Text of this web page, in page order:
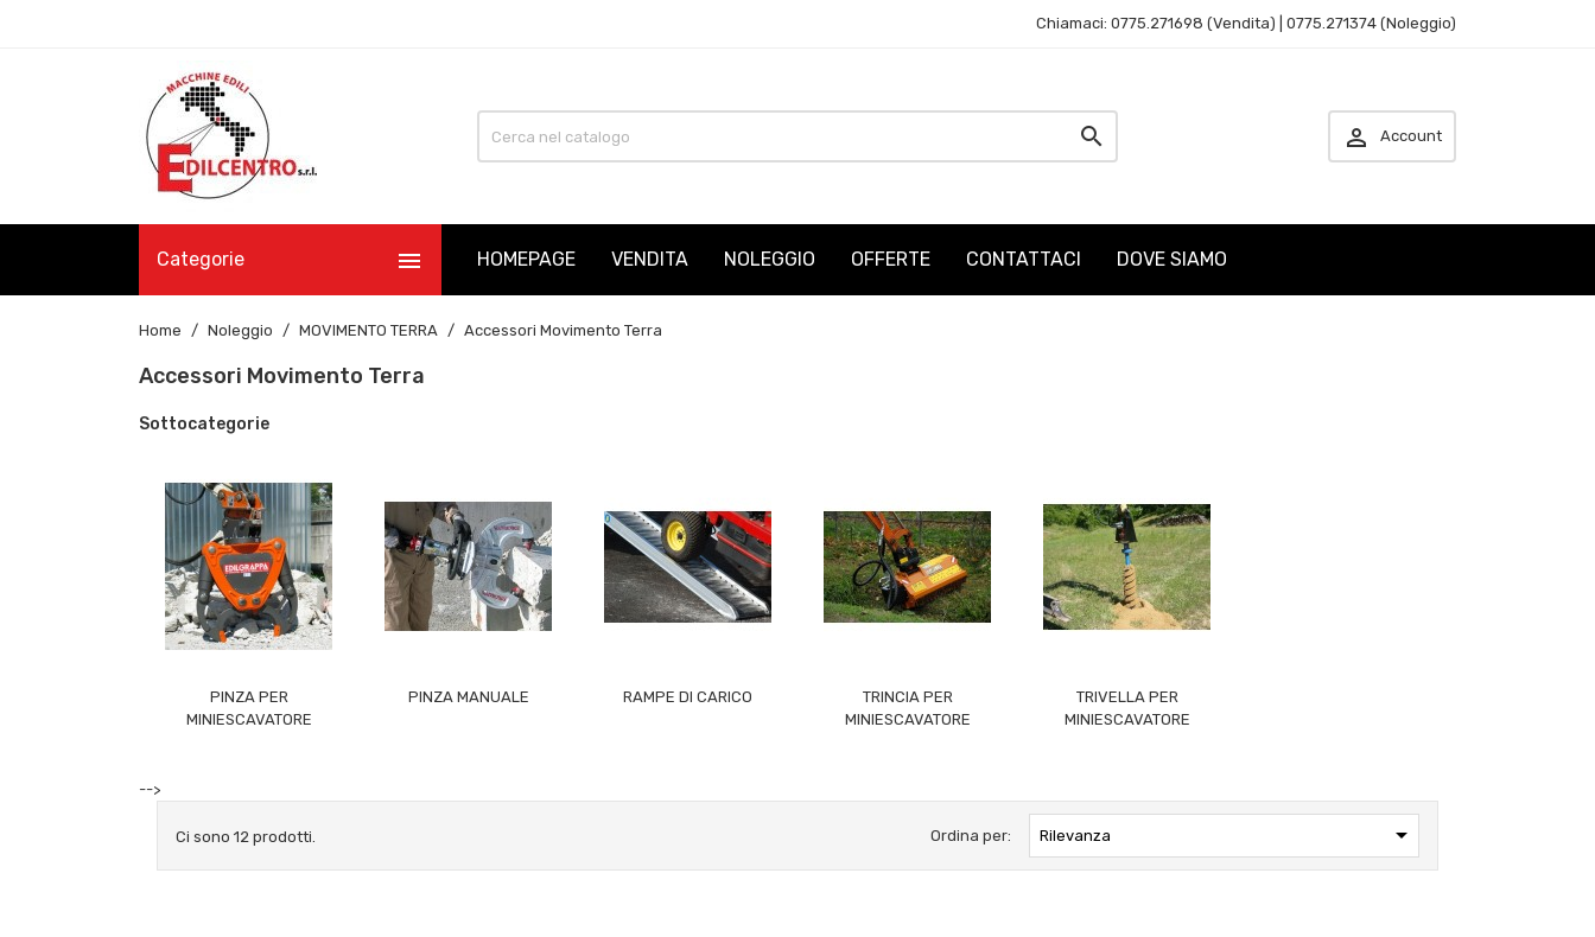
Chiamaci: 0775.271698 (Vendita) | 0775.271374 (Noleggio)
  Account
Categorie  HOMEPAGE VENDITA NOLEGGIO OFFERTE CONTATTACI DOVE SIAMO
Home Noleggio MOVIMENTO TERRA Accessori Movimento Terra
Accessori Movimento Terra
Sottocategorie
PINZA PER
MINIESCAVATORE
PINZA MANUALE RAMPE DI CARICO
TRINCIA PER
MINIESCAVATORE
TRIVELLA PER
MINIESCAVATORE
-->
Ci sono 12 prodotti. Ordina per: Rilevanza 